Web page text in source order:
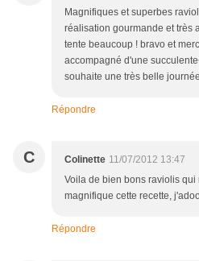
Magnifiques et superbes
réalisation gourmande et très
tente beaucoup ! bravo et
accompagné d'une
souhaite une très belle
Répondre
C Colinette 11/07/2012 13:47
Voila de bien bons raviolis qui
magnifique cette recette,
Répondre